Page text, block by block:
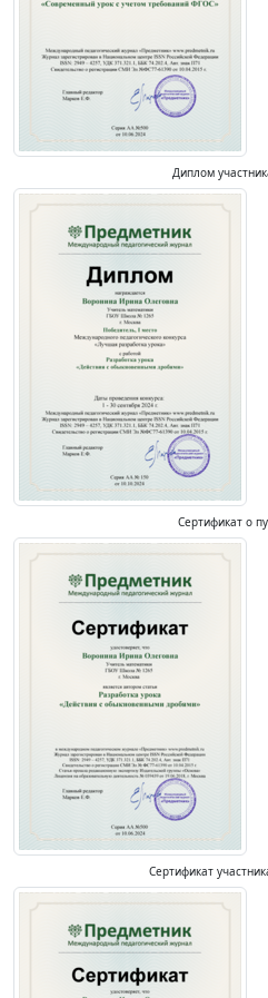
Диплом
Сертификат о
Сертификат